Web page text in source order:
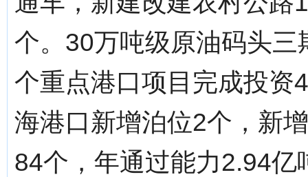
个。30万吨级原油码头
个重点港口项目完成投资
海港口新增泊位2个，新
84个，年通过能力2.94